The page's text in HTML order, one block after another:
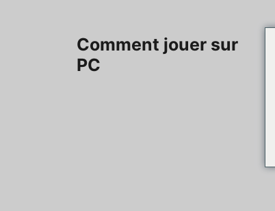
Comment jouer sur
PC